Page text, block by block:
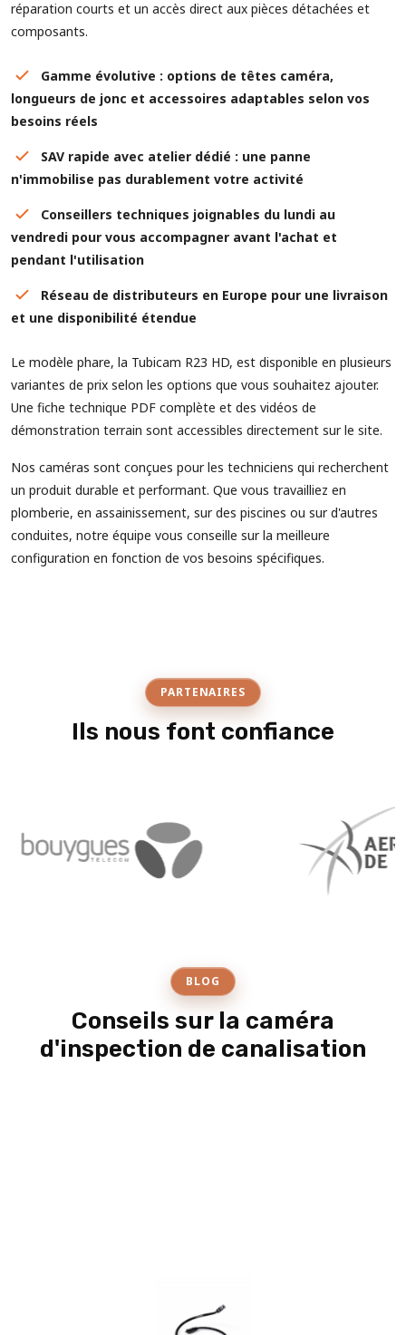
réparation courts et un accès direct aux pièces détachées et
composants.
Gamme évolutive : options de têtes caméra,
longueurs de jonc et accessoires adaptables selon vos
besoins réels
SAV rapide avec atelier dédié : une panne
n'immobilise pas durablement votre activité
Conseillers techniques joignables du lundi au
vendredi pour vous accompagner avant l'achat et
pendant l'utilisation
Réseau de distributeurs en Europe pour une livraison
et une disponibilité étendue
Le modèle phare, la Tubicam R23 HD, est disponible en plusieurs
variantes de prix selon les options que vous souhaitez ajouter.
Une fiche technique PDF complète et des vidéos de
démonstration terrain sont accessibles directement sur le site.
Nos caméras sont conçues pour les techniciens qui recherchent
un produit durable et performant. Que vous travailliez en
plomberie, en assainissement, sur des piscines ou sur d'autres
conduites, notre équipe vous conseille sur la meilleure
configuration en fonction de vos besoins spécifiques.
PARTENAIRES
Ils nous font confiance
BLOG
Conseils sur la caméra
d'inspection de canalisation